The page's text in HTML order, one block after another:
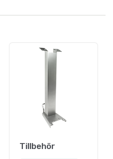
Tillbehör